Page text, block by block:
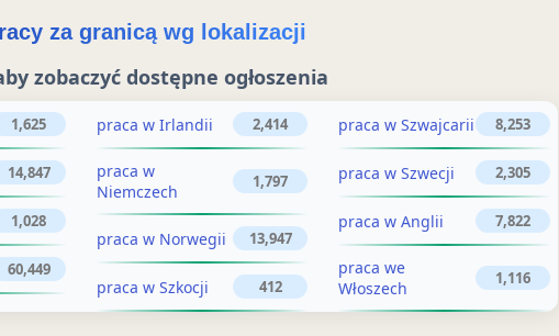
g
ł
o
s
e
g
ł
o
s
z
e
n
za granicą wg lokalizacji
zobaczyć dostępne ogłoszenia
1,625
14,847
1,028
60,449
praca w Irlandii 2,414
praca w
Niemczech
1,797
praca w Norwegii 13,947
praca w Szkocji 412
praca w Szwajcarii 8,253
praca w Szwecji 2,305
praca w Anglii 7,822
praca we
Włoszech
1,116